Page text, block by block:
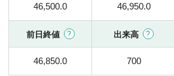
46,500.0 46,950.0
前日終値 出来高
46,850.0 700